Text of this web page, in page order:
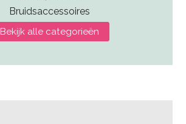
Bruidsaccessoires
Bekijk alle categorieën